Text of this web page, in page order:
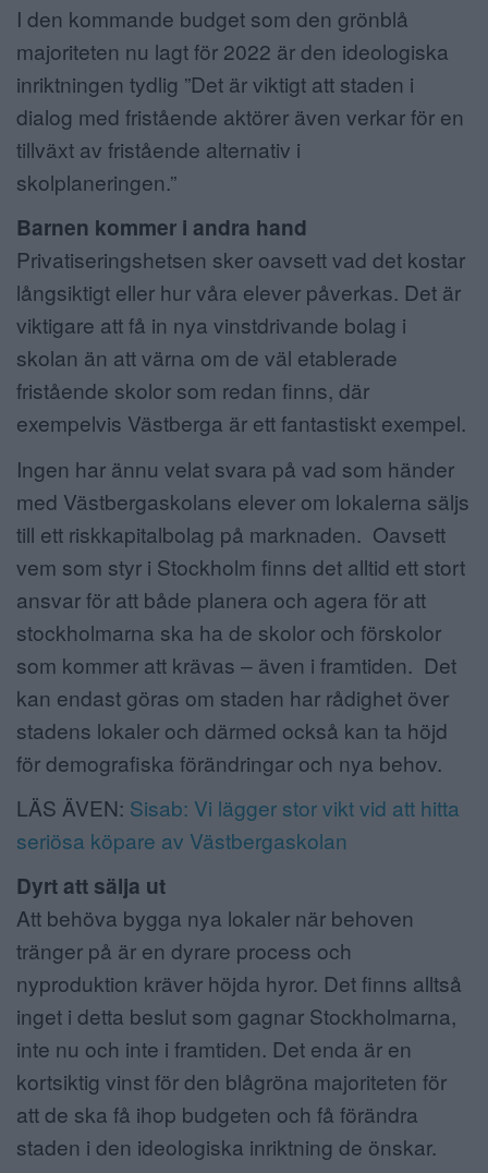
I den kommande budget som den grönblå
majoriteten nu lagt för 2022 är den ideologiska
inriktningen tydlig ”Det är viktigt att staden i
dialog med fristående aktörer även verkar för en
tillväxt av fristående alternativ i
skolplaneringen.”
Barnen kommer i andra hand
Privatiseringshetsen sker oavsett vad det kostar
långsiktigt eller hur våra elever påverkas. Det är
viktigare att få in nya vinstdrivande bolag i
skolan än att värna om de väl etablerade
fristående skolor som redan finns, där
exempelvis Västberga är ett fantastiskt exempel.
Ingen har ännu velat svara på vad som händer
med Västbergaskolans elever om lokalerna säljs
till ett riskkapitalbolag på marknaden. Oavsett
vem som styr i Stockholm finns det alltid ett stort
ansvar för att både planera och agera för att
stockholmarna ska ha de skolor och förskolor
som kommer att krävas – även i framtiden. Det
kan endast göras om staden har rådighet över
stadens lokaler och därmed också kan ta höjd
för demografiska förändringar och nya behov.
LÄS ÄVEN: Sisab: Vi lägger stor vikt vid att hitta
seriösa köpare av Västbergaskolan
Dyrt att sälja ut
Att behöva bygga nya lokaler när behoven
tränger på är en dyrare process och
nyproduktion kräver höjda hyror. Det finns alltså
inget i detta beslut som gagnar Stockholmarna,
inte nu och inte i framtiden. Det enda är en
kortsiktig vinst för den blågröna majoriteten för
att de ska få ihop budgeten och få förändra
staden i den ideologiska inriktning de önskar.